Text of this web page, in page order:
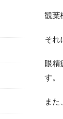
観葉
それ
眼精
す。
また